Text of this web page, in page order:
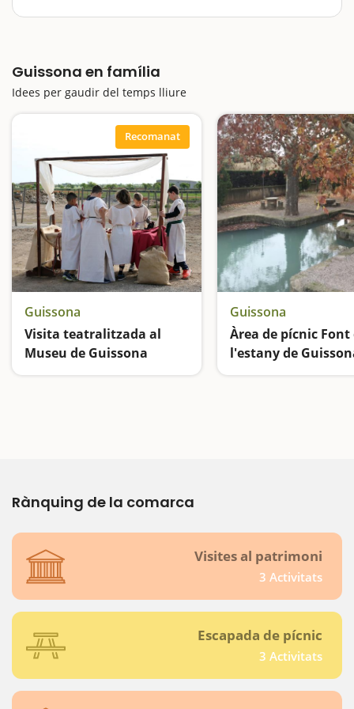
El municipi de Guissona, a la Segarra, s'aixeca sobre
museu de jaciment, ja que es troba en relació directa
amb el Parc…
Guissona en família
Idees per gaudir del temps lliure
Recomanat
Guissona
Visita teatralitzada al
Museu de Guissona
Guissona
Àrea de pícnic Font
l'estany de
Rànquing de la comarca
Visites al patrimoni
3 Activitats
Escapada de pícnic
3 Activitats